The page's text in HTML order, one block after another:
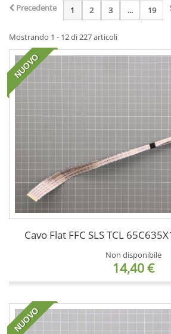
Precedente 1 2 3 ... 19
Mostrando 1 - 12 di 227 articoli
NUOVO
Cavo Flat FFC SLS TCL
Non disponibile
14,40 €
NUOVO